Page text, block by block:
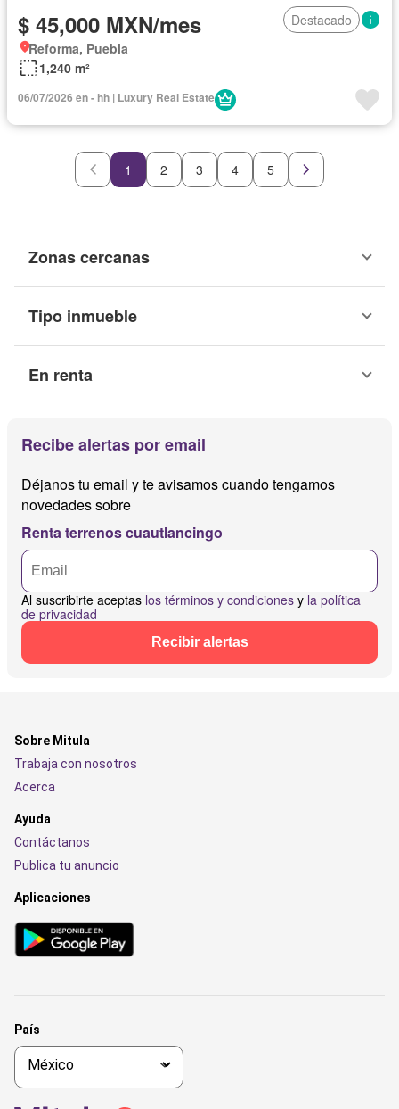
$ 45,000 MXN/mes
Destacado
Reforma, Puebla
1,240 m²
06/07/2026 en - hh | Luxury Real Estate
1 2 3 4 5
Zonas cercanas
Tipo inmueble
En renta
Recibe alertas por email
Déjanos tu email y te avisamos cuando tengamos
novedades sobre
Renta terrenos cuautlancingo
Al suscribirte aceptas los términos y condiciones y la política
de privacidad
Recibir alertas
Sobre Mitula
Trabaja con nosotros
Acerca
Ayuda
Contáctanos
Publica tu anuncio
Aplicaciones
País